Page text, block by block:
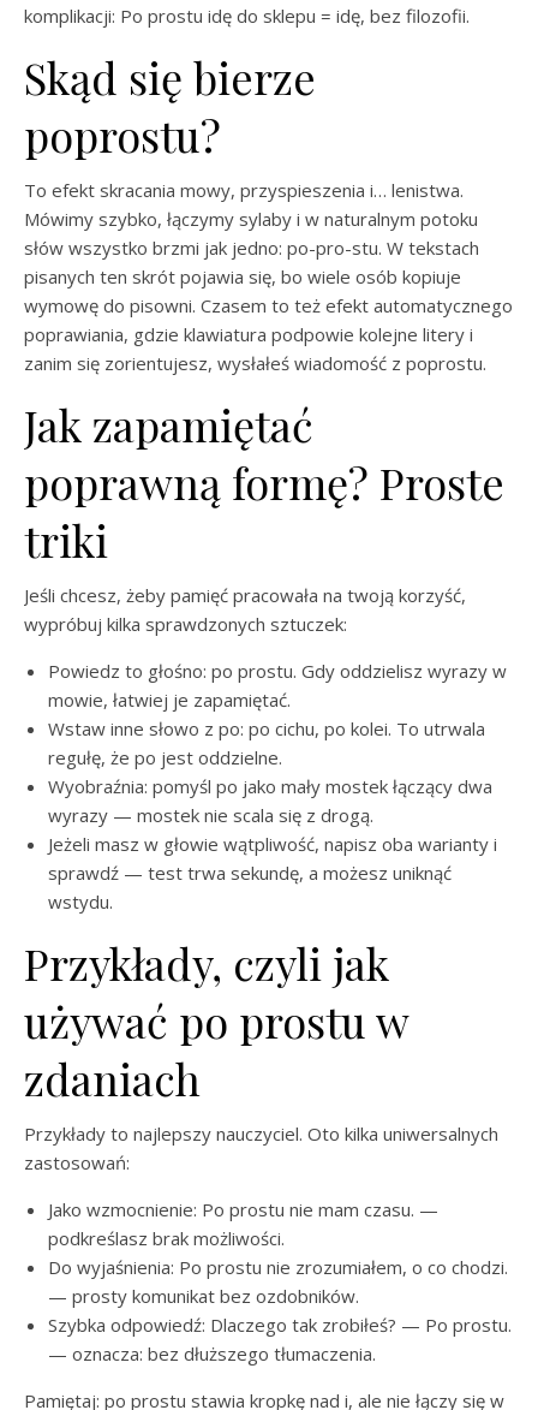
komplikacji: Po prostu idę do sklepu = idę, bez filozofii.
Skąd się bierze
poprostu?
To efekt skracania mowy, przyspieszenia i… lenistwa.
Mówimy szybko, łączymy sylaby i w naturalnym potoku
słów wszystko brzmi jak jedno: po-pro-stu. W tekstach
pisanych ten skrót pojawia się, bo wiele osób kopiuje
wymowę do pisowni. Czasem to też efekt automatycznego
poprawiania, gdzie klawiatura podpowie kolejne litery i
zanim się zorientujesz, wysłałeś wiadomość z poprostu.
Jak zapamiętać
poprawną formę? Proste
triki
Jeśli chcesz, żeby pamięć pracowała na twoją korzyść,
wypróbuj kilka sprawdzonych sztuczek:
Powiedz to głośno: po prostu. Gdy oddzielisz wyrazy w
mowie, łatwiej je zapamiętać.
Wstaw inne słowo z po: po cichu, po kolei. To utrwala
regułę, że po jest oddzielne.
Wyobraźnia: pomyśl po jako mały mostek łączący dwa
wyrazy — mostek nie scala się z drogą.
Jeżeli masz w głowie wątpliwość, napisz oba warianty i
sprawdź — test trwa sekundę, a możesz uniknąć
wstydu.
Przykłady, czyli jak
używać po prostu w
zdaniach
Przykłady to najlepszy nauczyciel. Oto kilka uniwersalnych
zastosowań:
Jako wzmocnienie: Po prostu nie mam czasu. —
podkreślasz brak możliwości.
Do wyjaśnienia: Po prostu nie zrozumiałem, o co chodzi.
— prosty komunikat bez ozdobników.
Szybka odpowiedź: Dlaczego tak zrobiłeś? — Po prostu.
— oznacza: bez dłuższego tłumaczenia.
Pamiętaj: po prostu stawia kropkę nad i, ale nie łączy się w